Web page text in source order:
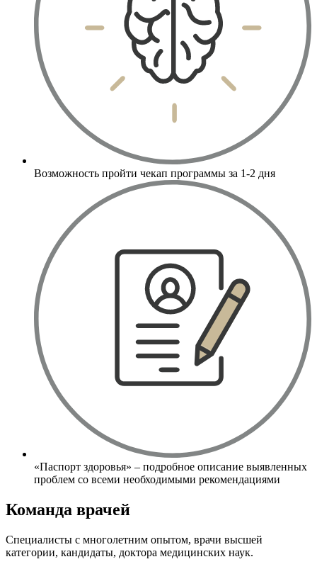
Возможность пройти чекап программы за 1-2 дня
«Паспорт здоровья» – подробное описание выявленных
проблем со всеми необходимыми рекомендациями
Команда врачей
Специалисты с многолетним опытом, врачи высшей
категории, кандидаты, доктора медицинских наук.